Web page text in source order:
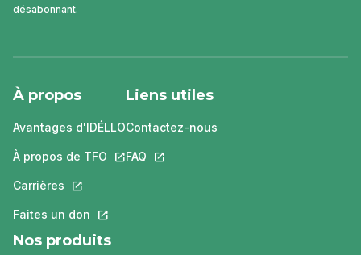
désabonnant.
À propos
Avantages d'IDÉLLO
À propos de TFO Ce lien s'ouvrira dans un nouvel onglet.
Carrières Ce lien s'ouvrira dans un nouvel onglet.
Faites un don Ce lien s'ouvrira dans un nouvel onglet.
Liens utiles
Contactez-nous
FAQ Ce lien s'ouvrira dans un nouvel
Nos produits